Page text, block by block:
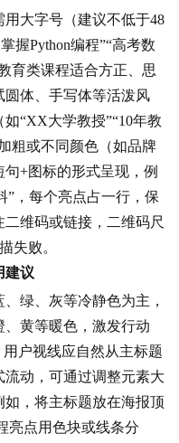
大字号（建议不低于48
握Python编程”“高考数
育类课程适合方正、思
体、手写体等活泼风
“XX大学教授”“10年教
粗或不同颜色（如品牌
+图标的形式呈现，例
”，每个亮点占一行，保
维码或链接，二维码尺
失败。
建议
绿、灰等冷静色为主，
黄等暖色，激发行动
户视线应自然从主标题
动，可通过调整元素大
，将主标题放在海报顶
亮点用色块或线条分